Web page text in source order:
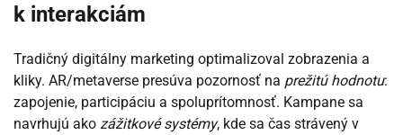
k interakciám
Tradičný digitálny marketing optimalizoval zobrazenia a
kliky. AR/metaverse presúva pozornosť na prežitú hodnotu:
zapojenie, participáciu a spoluprítomnosť. Kampane sa
navrhujú ako zážitkové systémy, kde sa čas strávený v